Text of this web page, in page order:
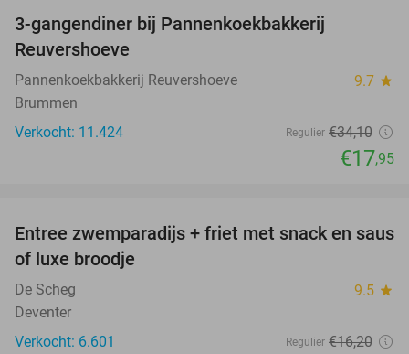
3-gangendiner bij Pannenkoekbakkerij
Reuvershoeve
Pannenkoekbakkerij Reuvershoeve 9.7 star
Brummen
Verkocht: 11.424
Regulier €34,10
€17,95
20%
Entree zwemparadijs + friet met snack en saus
of luxe broodje
De Scheg 9.5 star
Deventer
Verkocht: 6.601
Regulier €16,20